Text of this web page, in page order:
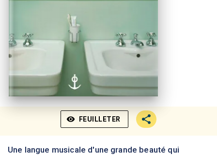
visibility FEUILLETER
Une langue musicale d'une grande beauté qui